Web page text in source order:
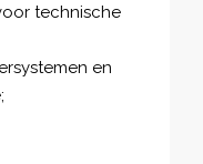
technische
en